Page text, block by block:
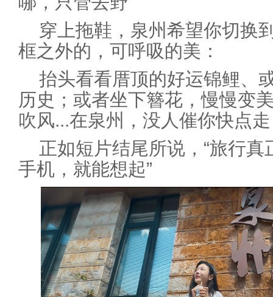
穿上拖鞋，泉州希望你切换
框之外的，可呼吸的美：
抬头看看厝顶的好运锦鲤、
历史；或者坐下簪花，慢慢变
吹风...在泉州，没人催你快点
正如短片结尾所说，“旅行
手机，就能想起”